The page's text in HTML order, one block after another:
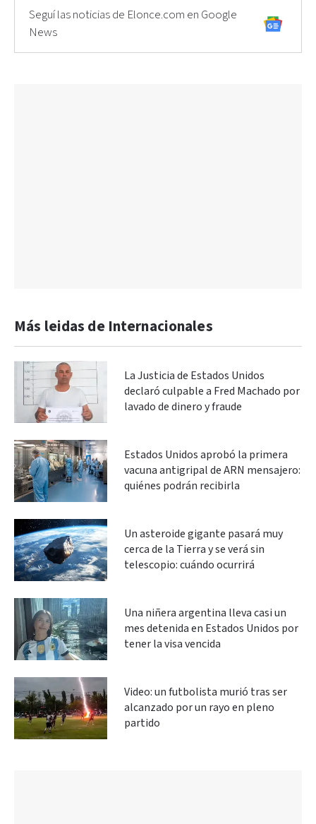
Seguí las noticias de Elonce.com en Google
News
Más leidas de Internacionales
La Justicia de Estados Unidos
declaró culpable a Fred Machado por
lavado de dinero y fraude
Estados Unidos aprobó la primera
vacuna antigripal de ARN mensajero:
quiénes podrán recibirla
Un asteroide gigante pasará muy
cerca de la Tierra y se verá sin
telescopio: cuándo ocurrirá
Una niñera argentina lleva casi un
mes detenida en Estados Unidos por
tener la visa vencida
Video: un futbolista murió tras ser
alcanzado por un rayo en pleno
partido